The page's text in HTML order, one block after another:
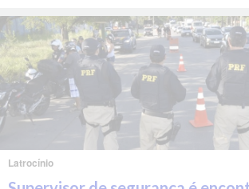
Latrocínio